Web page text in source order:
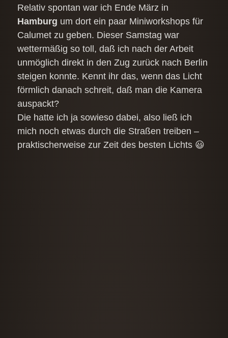
Relativ spontan war ich Ende März in
Hamburg um dort ein paar Miniworkshops für
Calumet zu geben. Dieser Samstag war
wettermäßig so toll, daß ich nach der Arbeit
unmöglich direkt in den Zug zurück nach Berlin
steigen konnte. Kennt ihr das, wenn das Licht
förmlich danach schreit, daß man die Kamera
auspackt?
Die hatte ich ja sowieso dabei, also ließ ich
mich noch etwas durch die Straßen treiben –
praktischerweise zur Zeit des besten Lichts 😃